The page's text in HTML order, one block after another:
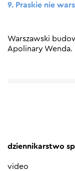
9. Praskie nie
Warszawski
Apolinary Wenda.
dziennikarstwo
video